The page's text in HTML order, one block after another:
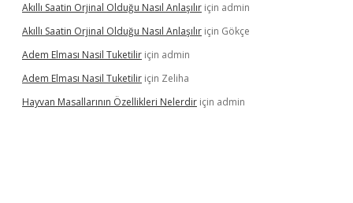
Akıllı Saatin Orjinal Olduğu Nasıl Anlaşılır için admin
Akıllı Saatin Orjinal Olduğu Nasıl Anlaşılır için Gökçe
Adem Elması Nasil Tuketilir için admin
Adem Elması Nasil Tuketilir için Zeliha
Hayvan Masallarının Özellikleri Nelerdir için admin